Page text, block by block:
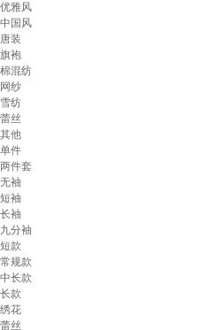
优雅风
中国风
唐装
旗袍
棉混纺
网纱
雪纺
蕾丝
其他
单件
两件套
无袖
短袖
长袖
九分袖
短款
常规款
中长款
长款
绣花
蕾丝